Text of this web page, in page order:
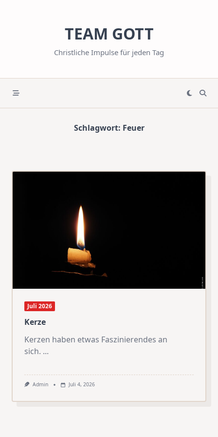
TEAM GOTT
Christliche Impulse für jeden Tag
Schlagwort: Feuer
Juli 2026
Kerze
Kerzen haben etwas Faszinierendes an
sich. ...
Admin Juli 4, 2026